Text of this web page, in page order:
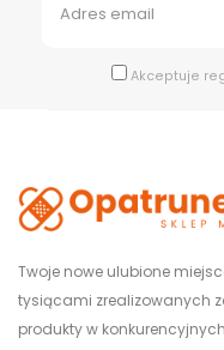
Akceptuje
Twoje nowe ulubione
tysiącami zrealizowanych
produkty w